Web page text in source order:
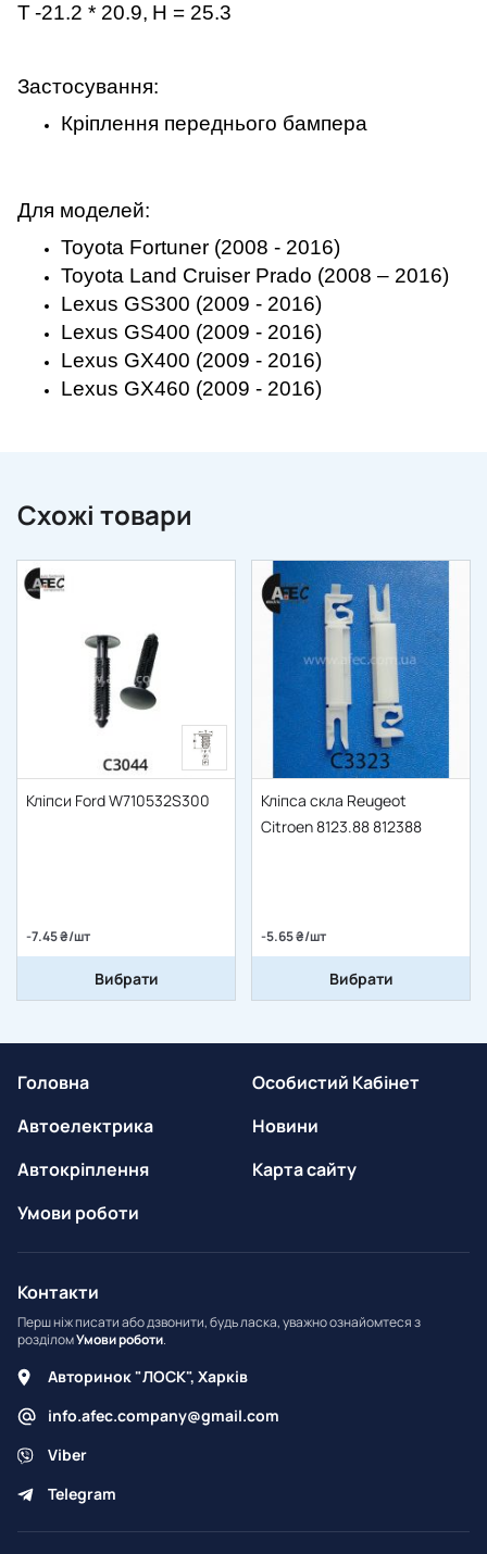
T-21.2 * 20.9, H = 25.3
Застосування:
Кріплення переднього бампера
Для моделей:
Toyota Fortuner (2008 - 2016)
Toyota Land Cruiser Prado (2008 – 2016)
Lexus GS300 (2009 - 2016)
Lexus GS400 (2009 - 2016)
Lexus GX400 (2009 - 2016)
Lexus GX460 (2009 - 2016)
Схожі товари
Кліпси Ford W710532S300
-7.45 ₴/шт
Вибрати
Кліпса скла Reugeot
Citroen 8123.88 812388
-5.65 ₴/шт
Вибрати
Головна
Автоелектрика
Автокріплення
Умови роботи
Особистий Кабінет
Новини
Карта сайту
Контакти
Перш ніж писати або дзвонити, будь ласка, уважно ознайомтеся з
розділомУмови роботи.
Авторинок "ЛОСК", Харків
info.afec.company@gmail.com
Viber
Telegram